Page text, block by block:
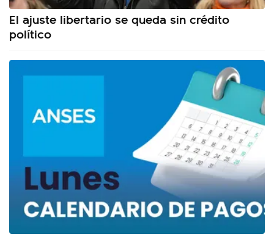
El ajuste libertario se queda sin crédito
político